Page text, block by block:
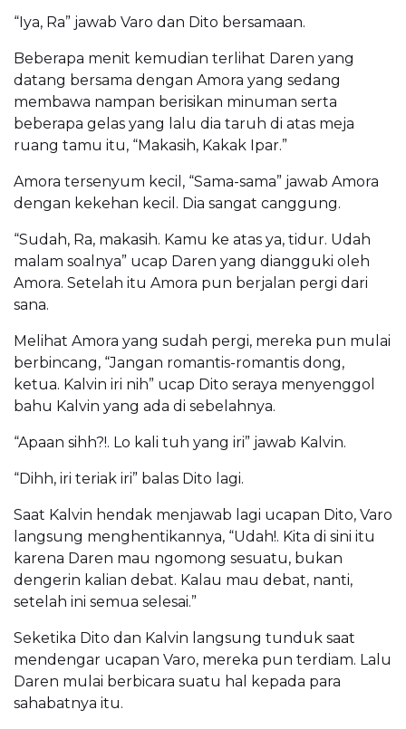
“Iya, Ra” jawab Varo dan Dito bersamaan.
Beberapa menit kemudian terlihat Daren yang
datang bersama dengan Amora yang sedang
membawa nampan berisikan minuman serta
beberapa gelas yang lalu dia taruh di atas meja
ruang tamu itu, “Makasih, Kakak Ipar.”
Amora tersenyum kecil, “Sama-sama” jawab Amora
dengan kekehan kecil. Dia sangat canggung.
“Sudah, Ra, makasih. Kamu ke atas ya, tidur. Udah
malam soalnya” ucap Daren yang diangguki oleh
Amora. Setelah itu Amora pun berjalan pergi dari
sana.
Melihat Amora yang sudah pergi, mereka pun mulai
berbincang, “Jangan romantis-romantis dong,
ketua. Kalvin iri nih” ucap Dito seraya menyenggol
bahu Kalvin yang ada di sebelahnya.
“Apaan sihh?!. Lo kali tuh yang iri” jawab Kalvin.
“Dihh, iri teriak iri” balas Dito lagi.
Saat Kalvin hendak menjawab lagi ucapan Dito, Varo
langsung menghentikannya, “Udah!. Kita di sini itu
karena Daren mau ngomong sesuatu, bukan
dengerin kalian debat. Kalau mau debat, nanti,
setelah ini semua selesai.”
Seketika Dito dan Kalvin langsung tunduk saat
mendengar ucapan Varo, mereka pun terdiam. Lalu
Daren mulai berbicara suatu hal kepada para
sahabatnya itu.